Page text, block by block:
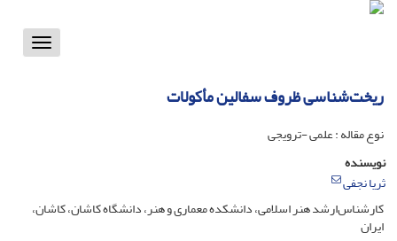
Toggle
ریخت‌شناسی ظروف سفالین مأکولات
نوع مقاله : علمی -ترویجی
نویسنده
ثریا نجفی
کارشناس‌ارشد هنر اسلامی، دانشکده معماری و هنر، دانشگاه کاشان، کاشان،
ایران